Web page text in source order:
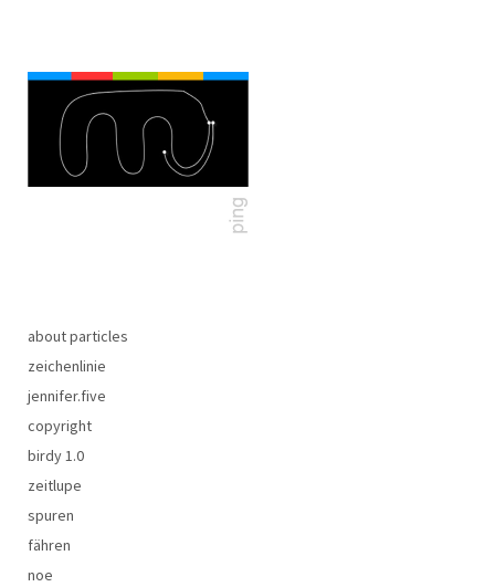
about particles
zeichenlinie
jennifer.five
copyright
birdy 1.0
zeitlupe
spuren
fähren
noe